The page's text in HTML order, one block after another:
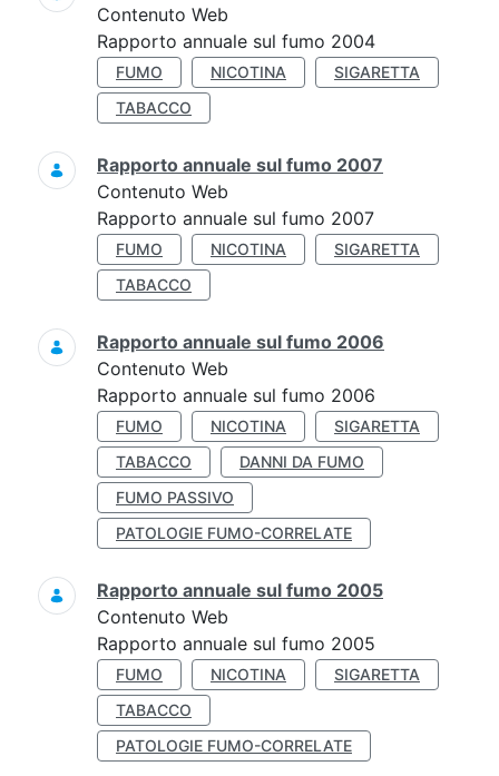
Contenuto Web
Rapporto annuale sul fumo 2004
FUMO NICOTINA
SIGARETTA
TABACCO
Rapporto annuale sul fumo 2007
Contenuto Web
Rapporto annuale sul fumo 2007
FUMO NICOTINA
SIGARETTA
TABACCO
Rapporto annuale sul fumo 2006
Contenuto Web
Rapporto annuale sul fumo 2006
FUMO NICOTINA
SIGARETTA
TABACCO
DANNI DA FUMO
FUMO PASSIVO
PATOLOGIE FUMO-CORRELATE
Rapporto annuale sul fumo 2005
Contenuto Web
Rapporto annuale sul fumo 2005
FUMO NICOTINA
SIGARETTA
TABACCO
PATOLOGIE FUMO-CORRELATE